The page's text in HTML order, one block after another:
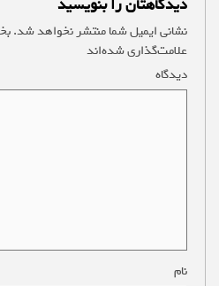
دیدگاهتان را بنویسید
نشانی ایمیل شما منتشر نخواهد شد.
علامت‌گذاری شده‌اند
دیدگاه
نام